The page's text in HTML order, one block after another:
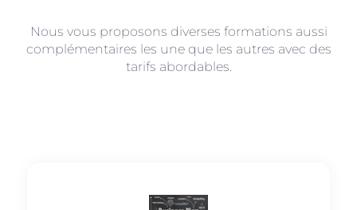
Nous vous proposons diverses formations aussi
complémentaires les une que les autres avec des
tarifs abordables.